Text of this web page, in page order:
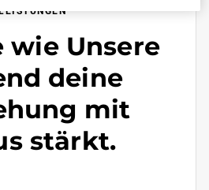
wie Unsere
deine
mit
stärkt.